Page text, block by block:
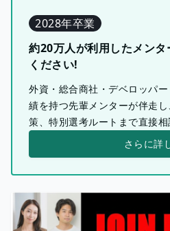
2028年卒業
約20万人が利用したメン
ください!
外資・総合商社・デベロッパ
績を持つ先輩メンターが伴走
策、特別選考ルートまで直接相
さらに詳